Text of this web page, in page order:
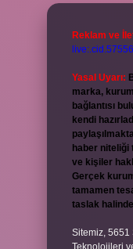
Reklam ve
Yasal Uyarı:
marka,
bağlantısı
kendi
haber niteliği
ve kişiler
Gerçek
tamamen
taslak
Sitemiz, 5651
Teknolojileri